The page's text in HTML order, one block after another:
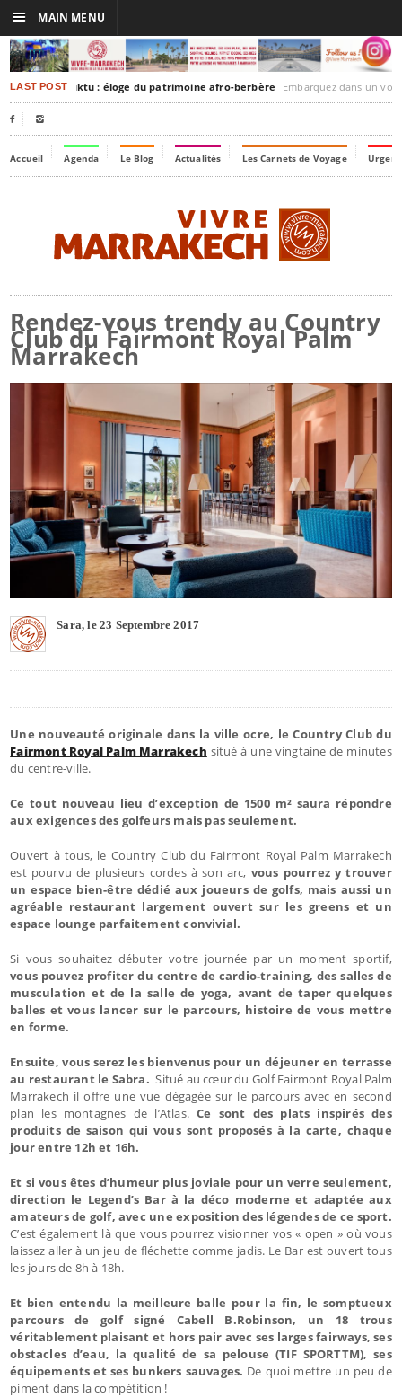
LAST POSTTimbuktu : éloge du patrimoine afro-berbère Embarquez dans un voyage culturel dans le
 
Accueil Agenda Le Blog Actualités Les Carnets de Voyage
Rendez-vous trendy au Country
Club du Fairmont Royal Palm
Marrakech
Sara, le 23 Septembre 2017
Une nouveauté originale dans la ville ocre, le Country Club du
Fairmont Royal Palm Marrakech situé à une vingtaine de minutes
du centre-ville.
Ce tout nouveau lieu d’exception de 1500 m² saura répondre
aux exigences des golfeurs mais pas seulement.
Ouvert à tous, le Country Club du Fairmont Royal Palm Marrakech
est pourvu de plusieurs cordes à son arc, vous pourrez y trouver
un espace bien-être dédié aux joueurs de golfs, mais aussi un
agréable restaurant largement ouvert sur les greens et un
espace lounge parfaitement convivial.
Si vous souhaitez débuter votre journée par un moment sportif,
vous pouvez profiter du centre de cardio-training, des salles de
musculation et de la salle de yoga, avant de taper quelques
balles et vous lancer sur le parcours, histoire de vous mettre
en forme.
Ensuite, vous serez les bienvenus pour un déjeuner en terrasse
au restaurant le Sabra. Situé au cœur du Golf Fairmont Royal Palm
Marrakech il offre une vue dégagée sur le parcours avec en second
plan les montagnes de l’Atlas.Ce sont des plats inspirés des
produits de saison qui vous sont proposés à la carte, chaque
jour entre 12h et 16h.
Et si vous êtes d’humeur plus joviale pour un verre seulement,
direction le Legend’s Bar à la déco moderne et adaptée aux
amateurs de golf, avec une exposition des légendes de ce sport.
C’est également là que vous pourrez visionner vos « open » où vous
laissez aller à un jeu de fléchette comme jadis. Le Bar est ouvert tous
les jours de 8h à 18h.
Et bien entendu la meilleure balle pour la fin, le somptueux
parcours de golf signé Cabell B.Robinson, un 18 trous
véritablement plaisant et hors pair avec ses larges fairways, ses
obstacles d’eau, la qualité de sa pelouse (TIF SPORTTM), ses
équipements et ses bunkers sauvages. De quoi mettre un peu de
piment dans la compétition !
☰ MAIN MENU